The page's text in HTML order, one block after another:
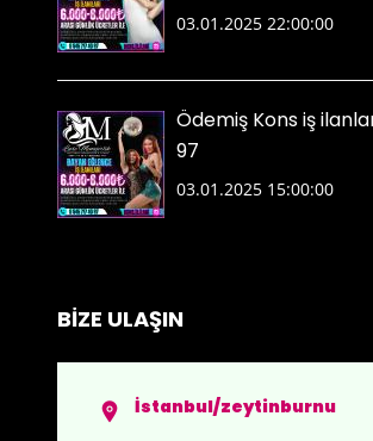
03.01.2025 22:00:00
Ödemiş Kons iş
97
03.01.2025 15:00:00
BİZE ULAŞIN
İstanbul/zeytinburnu